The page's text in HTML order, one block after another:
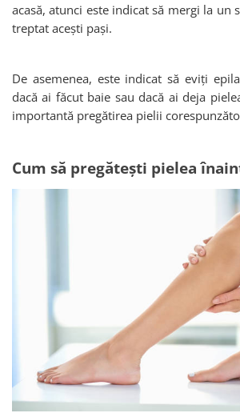
acasă, atunci este indicat să mergi la un
treptat acești pași.
De asemenea, este indicat să eviți
dacă ai făcut baie sau dacă ai deja
importantă pregătirea pielii
Cum să pregătești pielea